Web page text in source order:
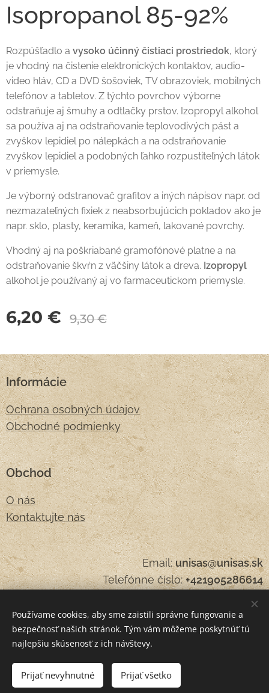
Isopropanol 85-92%
Rozpúšťadlo a vysoko účinný čistiaci prostriedok, ktorý
je vhodný na čistenie elektronických kontaktov, audio-
video hláv, CD a DVD šošoviek, TV obrazoviek, mobilných
telefónov a tabletov. Z týchto povrchov výborne
odstraňuje aj šmuhy a odtlačky prstov. Izopropyl alkohol
sa používa aj na odstraňovanie teplovodivých pást a
zvyškov lepidiel po nálepkách a na odstraňovanie
zvyškov lepidiel a podobných ľahko rozpustiteľných látok
v priemysle.
Je výborný odstranovač grafitov a iných nápisov napr. od
nezmazateľných fixiek z neabsorbujúcich pokladov ako je
napr. sklo, plasty, keramika, kameň, lakované povrchy.
Vhodný aj na poškriabané gramofónové platne a na
odstraňovanie škvŕn z väčšiny látok a dreva. Izopropyl
alkohol je používaný aj vo farmaceutickom priemysle.
6,20 € 9,30€
Do košíka
Informácie
Ochrana osobných údajov
Obchodné podmienky
Obchod
O nás
Kontaktujte nás
Email:unisas@unisas.sk
Telefónne číslo:+421905286614
Cookies
Používame cookies, aby sme zaistili správne fungovanie a
bezpečnosť našich stránok. Tým vám môžeme poskytnúť tú
najlepšiu skúsenosť z ich návštevy.
Prijať nevyhnutné Prijať všetko